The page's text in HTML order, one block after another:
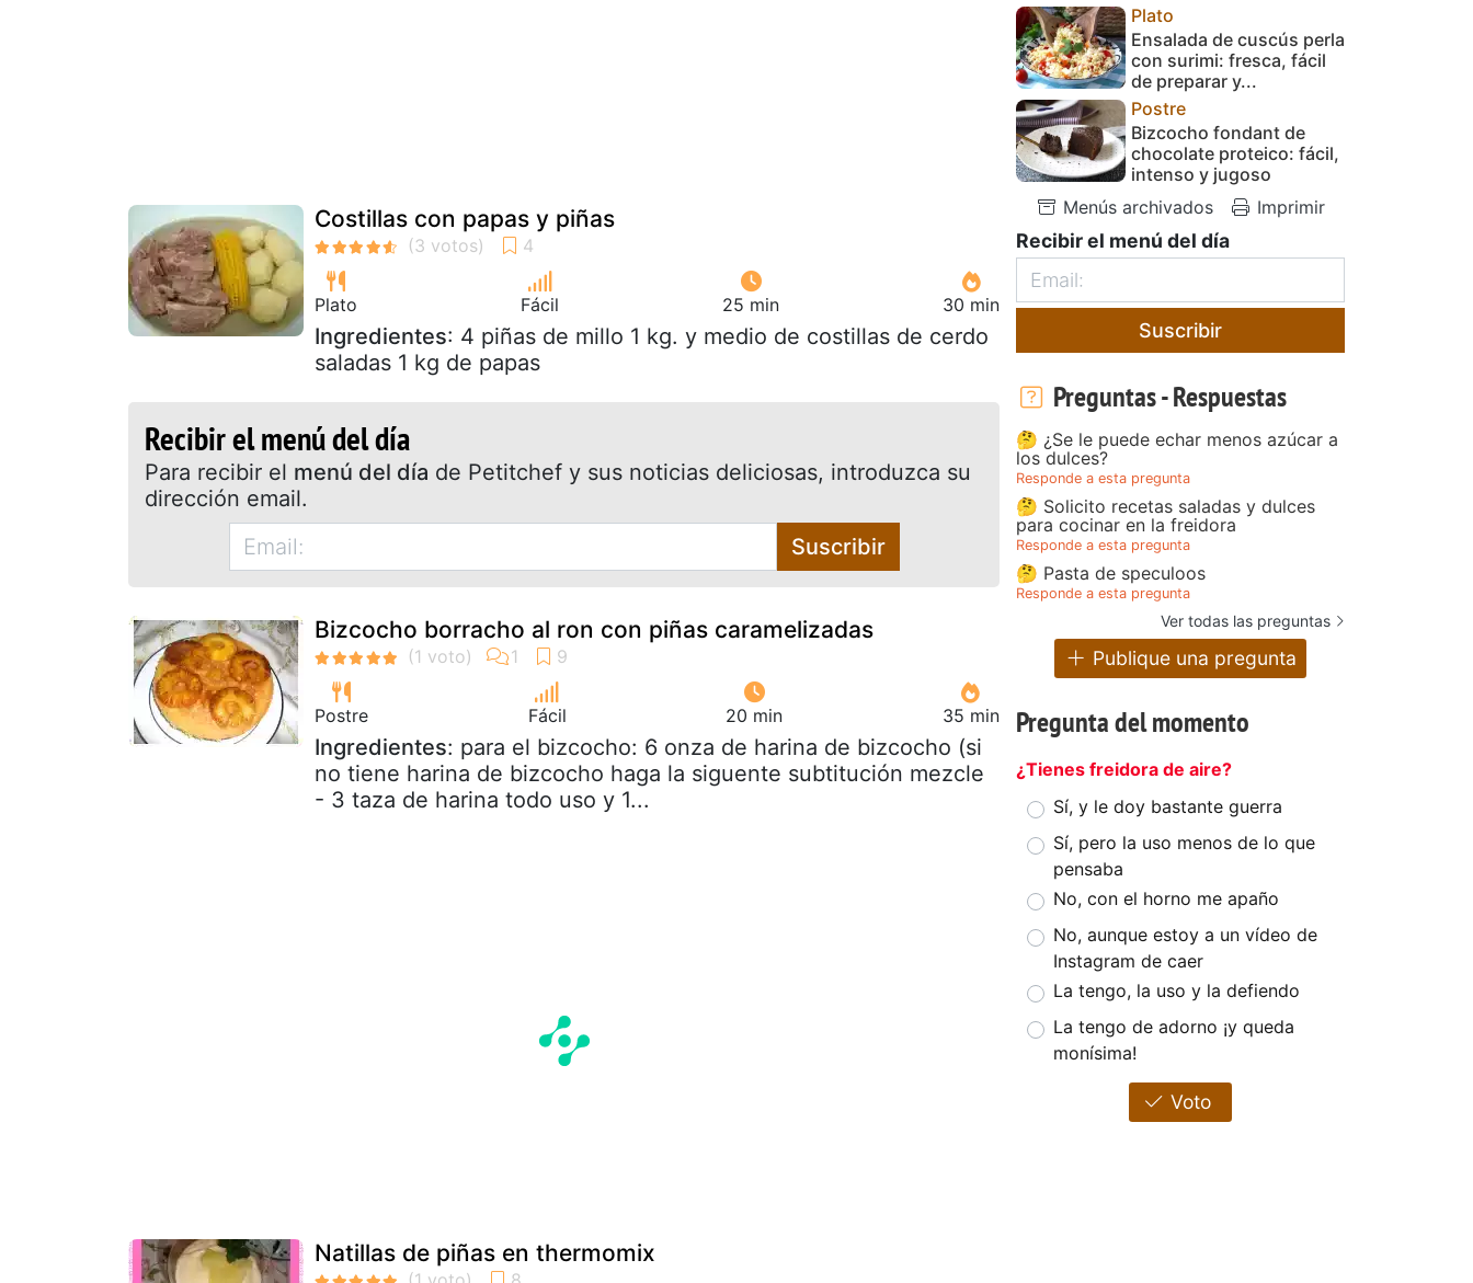
Costillas con papas y piñas
Plato Fácil 25 min 30 min
Ingredientes: 4 piñas de millo 1 kg. y medio de costillas de cerdo
saladas 1 kg de papas
Recibir el menú del día
Para recibir el menú del día de Petitchef y sus noticias deliciosas, introduzca su
dirección email.
Suscribir
Bizcocho borracho al ron con piñas caramelizadas
Postre Fácil 20 min 35 min
Ingredientes: para el bizcocho: 6 onza de harina de bizcocho (si
no tiene harina de bizcocho haga la siguente subtitución mezcle
- 3 taza de harina todo uso y 1...
Natillas de piñas en thermomix
Plato
Ensalada de cuscús perla
con surimi: fresca, fácil
de preparar y...
Postre
Bizcocho fondant de
chocolate proteico: fácil,
intenso y jugoso
Menús archivados
Imprimir
Recibir el menú del día
Suscribir
Preguntas - Respuestas
🤔 ¿Se le puede echar menos azúcar a
los dulces?
Responde a esta pregunta
🤔 Solicito recetas saladas y dulces
para cocinar en la freidora
Responde a esta pregunta
🤔 Pasta de speculoos
Responde a esta pregunta
Ver todas las preguntas
Publique una pregunta
Pregunta del momento
¿Tienes freidora de aire?
Sí, y le doy bastante guerra
Sí, pero la uso menos de lo que
pensaba
No, con el horno me apaño
No, aunque estoy a un vídeo de
Instagram de caer
La tengo, la uso y la defiendo
La tengo de adorno ¡y queda
monísima!
Voto